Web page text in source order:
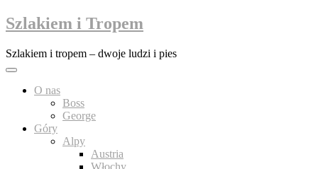
Przejdź
do
Szlakiem i Tropem
Szlakiem i tropem – dwoje ludzi i pies
O nas
Boss
George
Góry
Alpy
Austria
Włochy